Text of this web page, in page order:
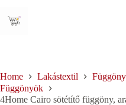
content
Home Lakástextil
Függönyök
4Home Cairo sötétítő függöny,